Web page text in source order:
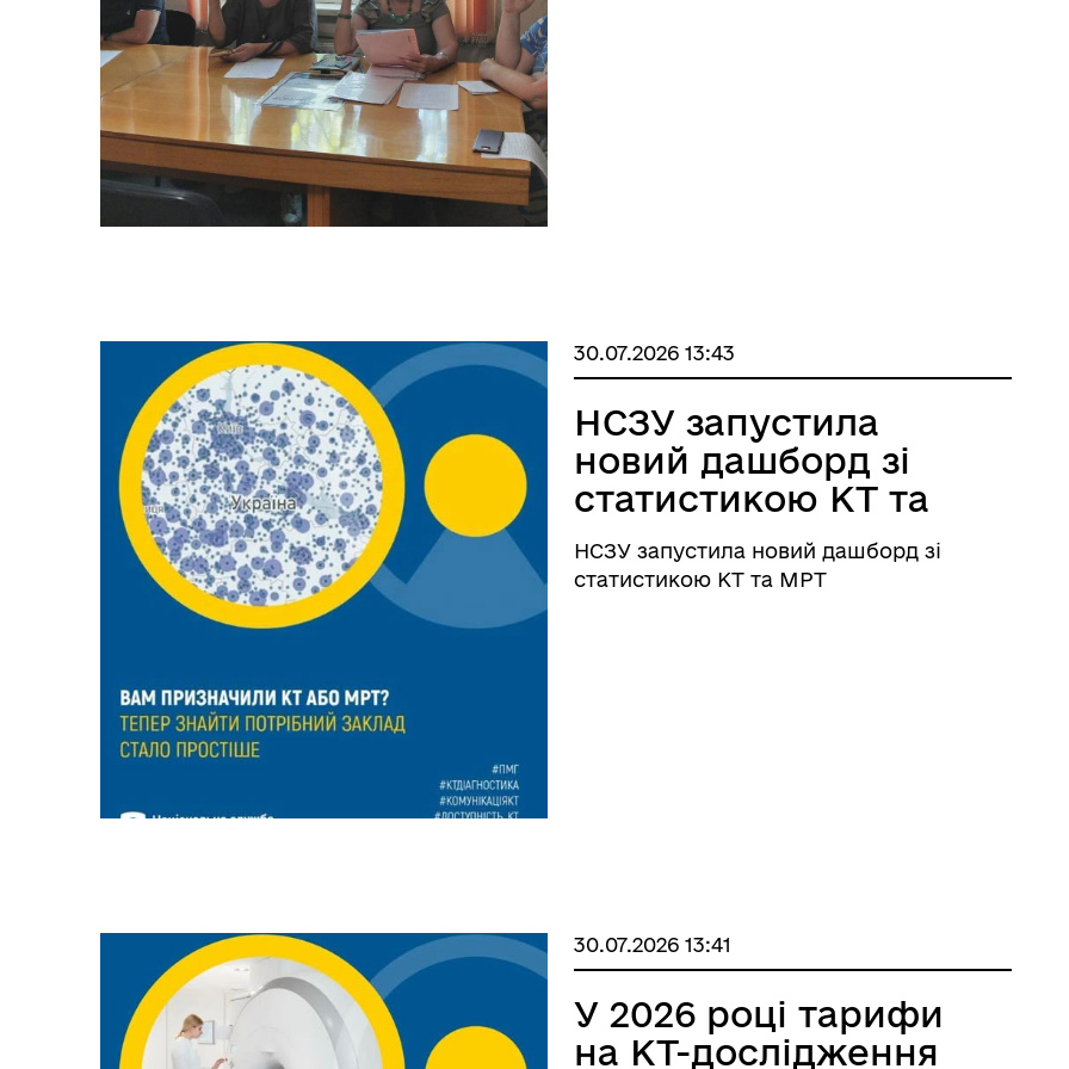
30.07.2026 13:43
НСЗУ запустила
новий дашборд зі
статистикою КТ та
МРТ
НСЗУ запустила новий дашборд зі
статистикою КТ та МРТ
30.07.2026 13:41
У 2026 році тарифи
на КТ-дослідження